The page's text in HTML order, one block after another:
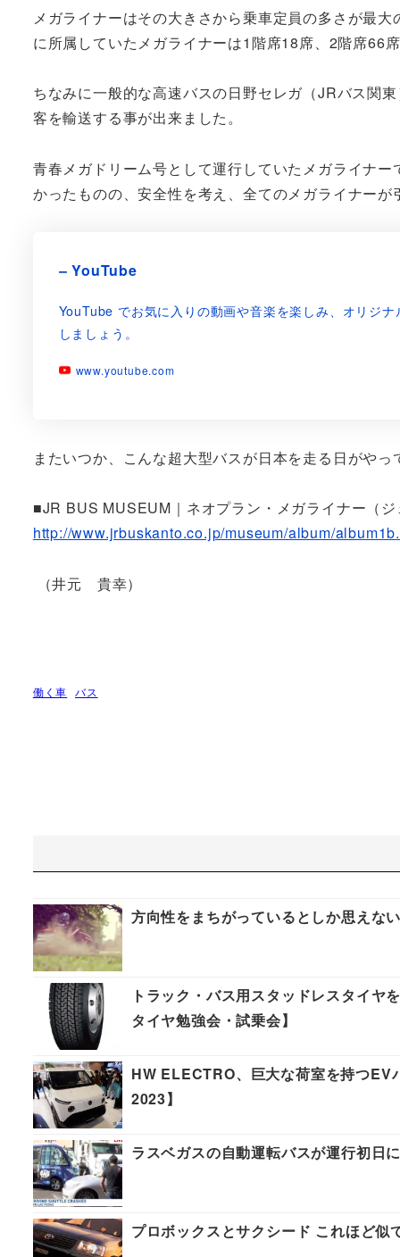
メガライナーはその大きさから乗車定員の多さが最
に所属していたメガライナーは1階席18席、2階席66
ちなみに一般的な高速バスの日野セレガ（JRバス関
客を輸送する事が出来ました。
青春メガドリーム号として運行していたメガライナ
かったものの、安全性を考え、全てのメガライナー
– YouTube
YouTube でお気に入りの動画や音楽を楽しみ、オリジ
しましょう。
www.youtube.com
またいつか、こんな超大型バスが日本を走る日がや
■JR BUS MUSEUM｜ネオプラン・メガライナー（
http://www.jrbuskanto.co.jp/museum/album/
（井元 貴幸）
働く車 バス
方向性をまちがっているとしか思えな
トラック・バス用スタッドレスタイ
タイヤ勉強会・試乗会】
HW ELECTRO、巨大な荷室を持つ
2023】
ラスベガスの自動運転バスが運行初日
プロボックスとサクシード これほど似